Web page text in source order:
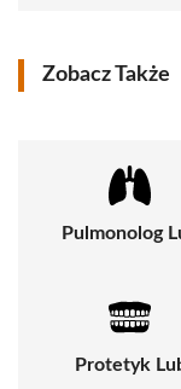
Zobacz Także
Pulmonolog
Protetyk